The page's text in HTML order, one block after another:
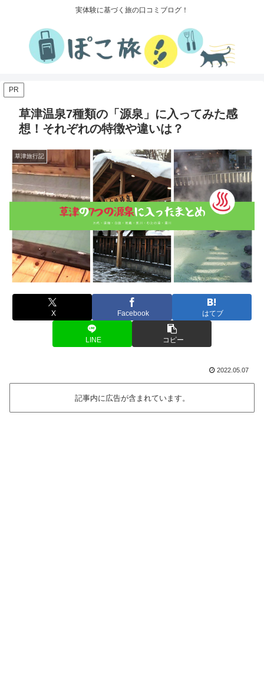
実体験に基づく旅の口コミブログ！
PR
草津温泉7種類の「源泉」に入ってみた感
想！それぞれの特徴や違いは？
草津旅行記
X Facebook はてブ
LINE コピー
2022.05.07
記事内に広告が含まれています。